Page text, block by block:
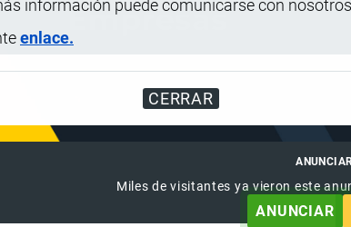
información puede comunicarse con
enlace.
CERRAR
Miles de visitantes ya vieron este
ANUNCIAR